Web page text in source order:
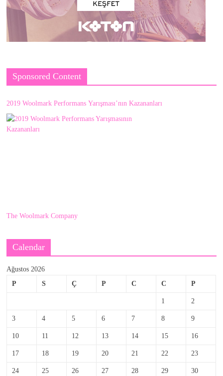
Sponsored Content
2019 Woolmark Performans Yarışması’nın Kazananları
The Woolmark Company
Calendar
Ağustos 2026
P
S Ç P C C P
1 2
3 4 5 6 7 8 9
10 11 12 13 14 15 16
17 18 19 20 21 22 23
24 25 26 27 28 29 30